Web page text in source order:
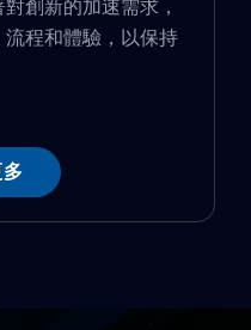
創新的加速需求，
程和體驗，以保持